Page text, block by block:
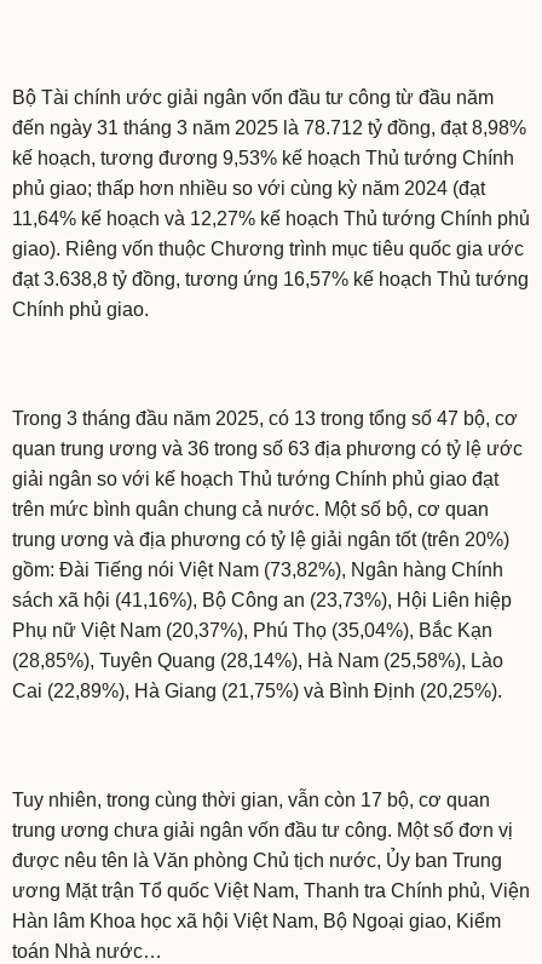
Bộ Tài chính ước giải ngân vốn đầu tư công từ đầu năm
đến ngày 31 tháng 3 năm 2025 là 78.712 tỷ đồng, đạt 8,98%
kế hoạch, tương đương 9,53% kế hoạch Thủ tướng Chính
phủ giao; thấp hơn nhiều so với cùng kỳ năm 2024 (đạt
11,64% kế hoạch và 12,27% kế hoạch Thủ tướng Chính phủ
giao). Riêng vốn thuộc Chương trình mục tiêu quốc gia ước
đạt 3.638,8 tỷ đồng, tương ứng 16,57% kế hoạch Thủ tướng
Chính phủ giao.
Trong 3 tháng đầu năm 2025, có 13 trong tổng số 47 bộ, cơ
quan trung ương và 36 trong số 63 địa phương có tỷ lệ ước
giải ngân so với kế hoạch Thủ tướng Chính phủ giao đạt
trên mức bình quân chung cả nước. Một số bộ, cơ quan
trung ương và địa phương có tỷ lệ giải ngân tốt (trên 20%)
gồm: Đài Tiếng nói Việt Nam (73,82%), Ngân hàng Chính
sách xã hội (41,16%), Bộ Công an (23,73%), Hội Liên hiệp
Phụ nữ Việt Nam (20,37%), Phú Thọ (35,04%), Bắc Kạn
(28,85%), Tuyên Quang (28,14%), Hà Nam (25,58%), Lào
Cai (22,89%), Hà Giang (21,75%) và Bình Định (20,25%).
Tuy nhiên, trong cùng thời gian, vẫn còn 17 bộ, cơ quan
trung ương chưa giải ngân vốn đầu tư công. Một số đơn vị
được nêu tên là Văn phòng Chủ tịch nước, Ủy ban Trung
ương Mặt trận Tổ quốc Việt Nam, Thanh tra Chính phủ, Viện
Hàn lâm Khoa học xã hội Việt Nam, Bộ Ngoại giao, Kiểm
toán Nhà nước…